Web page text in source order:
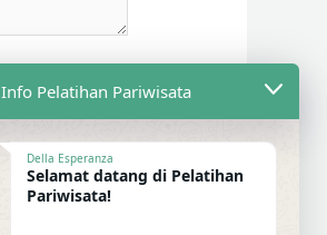
Info Pelatihan Pariwisata
Della Esperanza
Selamat datang di Pelatihan
Pariwisata!